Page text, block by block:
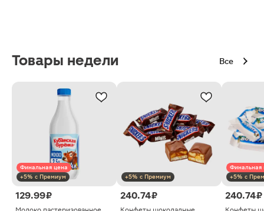
Товары недели Все
Финальная цена
+5% с Премиум
129.99 ₽
+5% с Премиум
240.74 ₽
Финальная
+5% с
240.74 ₽